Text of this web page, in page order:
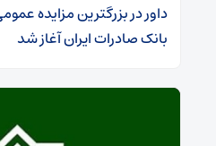
داوردر​بزرگترین مزایده
بانک صادرات ایران آغاز شد